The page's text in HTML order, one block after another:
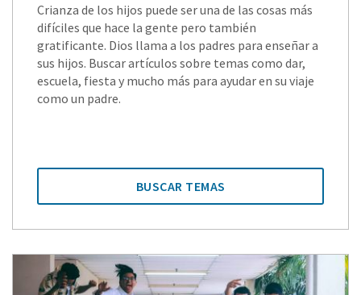
Crianza de los hijos puede ser una de las cosas más
difíciles que hace la gente pero también
gratificante. Dios llama a los padres para enseñar a
sus hijos. Buscar artículos sobre temas como dar,
escuela, fiesta y mucho más para ayudar en su viaje
como un padre.
BUSCAR TEMAS